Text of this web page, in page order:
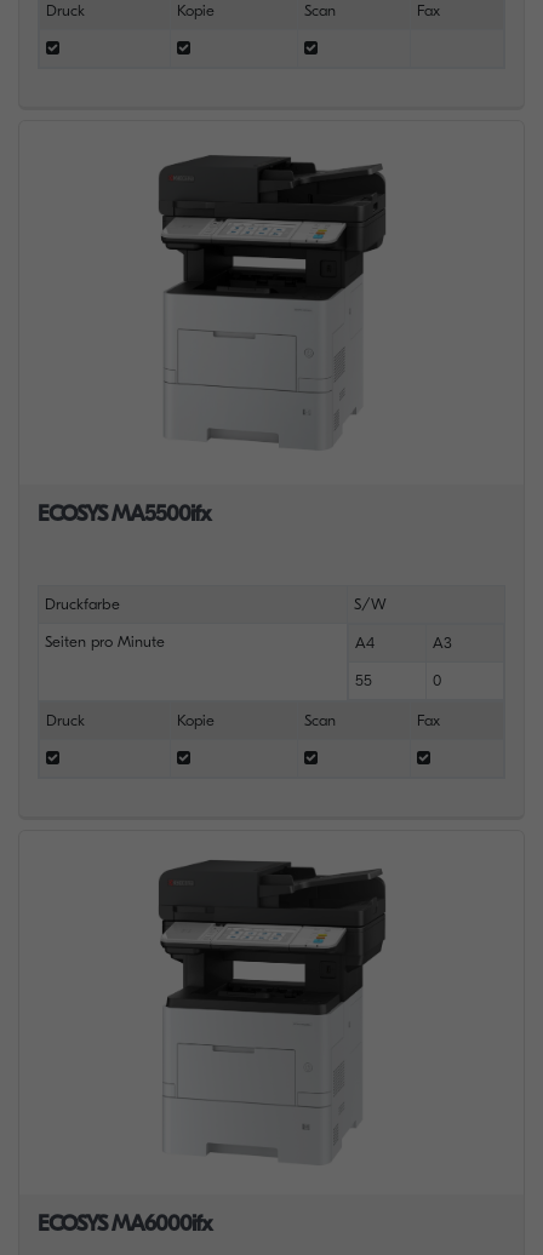
Druck Kopie Scan Fax
ECOSYS MA5500ifx
Druckfarbe S/W
Seiten pro Minute A4 A3
55 0
Druck Kopie Scan Fax
ECOSYS MA6000ifx